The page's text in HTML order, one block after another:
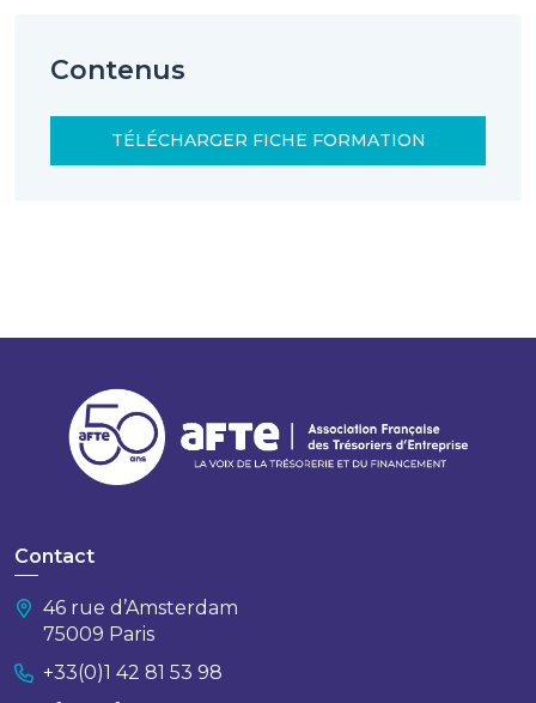
Contenus
TÉLÉCHARGER FICHE FORMATION
Contact
46 rue d’Amsterdam
75009 Paris
+33(0)1 42 81 53 98